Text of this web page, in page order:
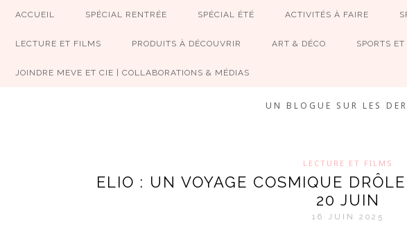
ACCUEIL SPÉCIAL RENTRÉE SPÉCIAL ÉTÉ ACTIVITÉS À FAIRE
LECTURE ET FILMS PRODUITS À DÉCOUVRIR ART & DÉCO SPORTS
JOINDRE MEVE ET CIE | COLLABORATIONS & MÉDIAS
UN BLOGUE SUR LES
LECTURE ET FILMS
ELIO : UN VOYAGE COSMIQUE
20 JUIN
16 JUIN 2025